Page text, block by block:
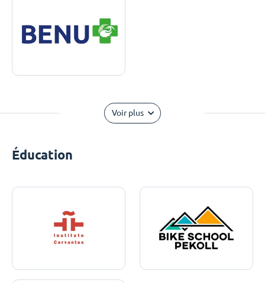
Voir plus
Éducation